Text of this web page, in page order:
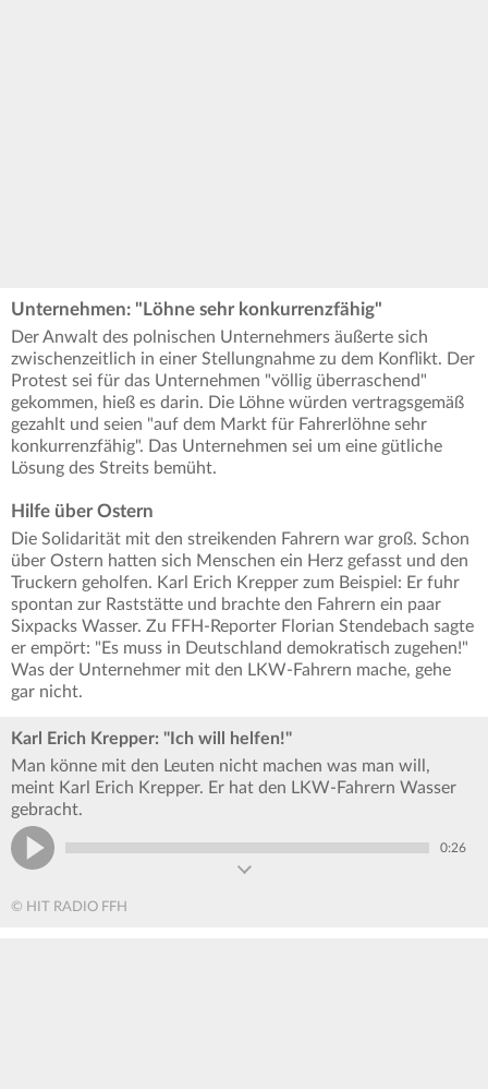
Unternehmen: "Löhne sehr konkurrenzfähig"
Der Anwalt des polnischen Unternehmers äußerte sich
zwischenzeitlich in einer Stellungnahme zu dem Konflikt. Der
Protest sei für das Unternehmen "völlig überraschend"
gekommen, hieß es darin. Die Löhne würden vertragsgemäß
gezahlt und seien "auf dem Markt für Fahrerlöhne sehr
konkurrenzfähig". Das Unternehmen sei um eine gütliche
Lösung des Streits bemüht.
Hilfe über Ostern
Die Solidarität mit den streikenden Fahrern war groß. Schon
über Ostern hatten sich Menschen ein Herz gefasst und den
Truckern geholfen. Karl Erich Krepper zum Beispiel: Er fuhr
spontan zur Raststätte und brachte den Fahrern ein paar
Sixpacks Wasser. Zu FFH-Reporter Florian Stendebach sagte
er empört: "Es muss in Deutschland demokratisch zugehen!"
Was der Unternehmer mit den LKW-Fahrern mache, gehe
gar nicht.
Karl Erich Krepper: "Ich will helfen!"
Man könne mit den Leuten nicht machen was man will,
meint Karl Erich Krepper. Er hat den LKW-Fahrern Wasser
gebracht.
0:26
© HIT RADIO FFH